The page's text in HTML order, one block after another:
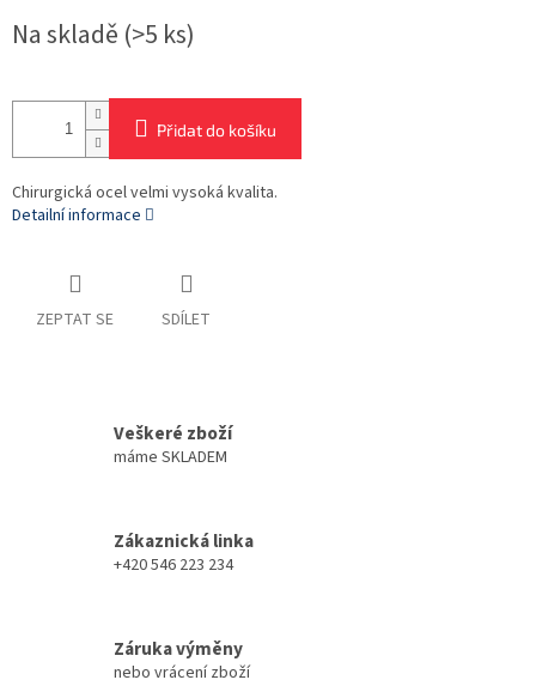
cena:
Na skladě (>5 ks)
Přidat do košíku
Chirurgická ocel velmi vysoká kvalita.
Detailní informace
ZEPTAT SE SDÍLET
Veškeré zboží
máme SKLADEM
Zákaznická linka
+420 546 223 234
Záruka výměny
nebo vrácení zboží